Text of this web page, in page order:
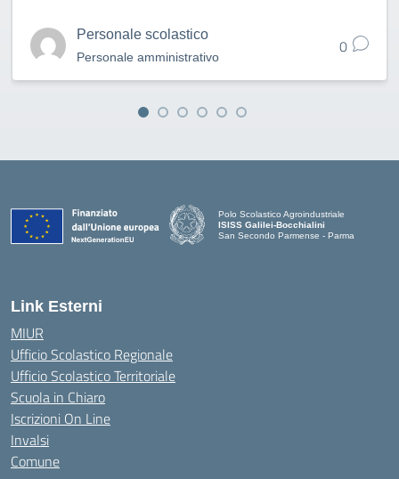
Personale scolastico
Personale amministrativo 0
Polo Scolastico Agroindustriale
ISISS Galilei-Bocchialini
San Secondo Parmense - Parma
Link Esterni
MIUR
Ufficio Scolastico Regionale
Ufficio Scolastico Territoriale
Scuola in Chiaro
Iscrizioni On Line
Invalsi
Comune